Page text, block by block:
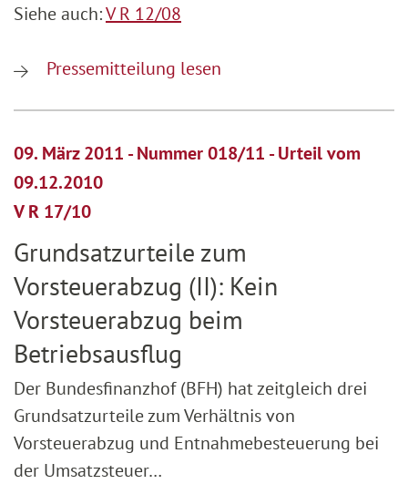
Siehe auch:V R 12/08
Pressemitteilung lesen
09. März 2011 - Nummer 018/11 - Urteil vom
09.12.2010
V R 17/10
Grundsatzurteile zum
Vorsteuerabzug (II): Kein
Vorsteuerabzug beim
Betriebsausflug
Der Bundesfinanzhof (BFH) hat zeitgleich drei
Grundsatzurteile zum Verhältnis von
Vorsteuerabzug und Entnahmebesteuerung bei
der Umsatzsteuer…